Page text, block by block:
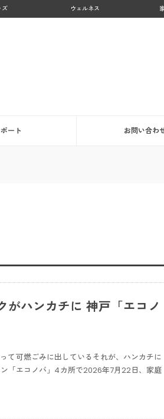
ズ ウェルネス
ート お問い合わ
がハンカチに 神戸「エコノ
て可燃ごみに出しているそれが、ハンカチに
「エコノバ」4カ所で2026年7月22日、家庭